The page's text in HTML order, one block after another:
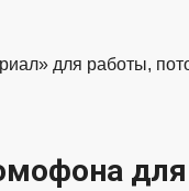
для работы,
для